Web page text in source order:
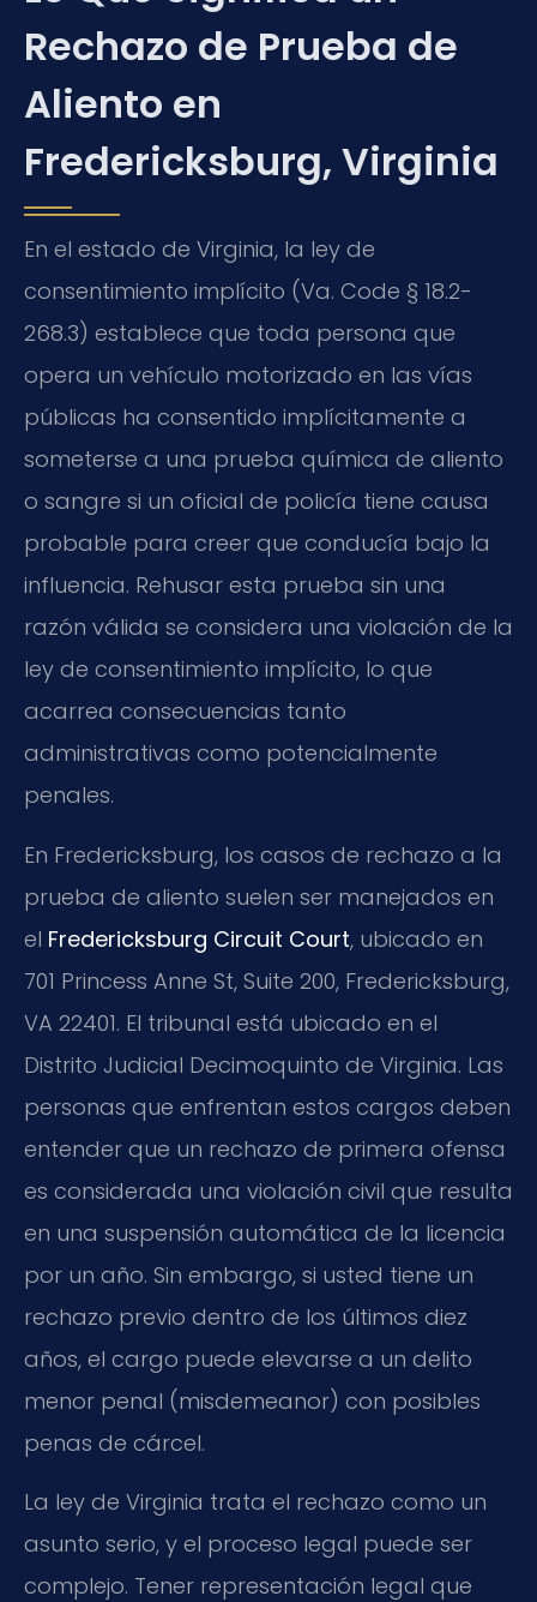
Rechazo de Prueba de
Aliento en
Fredericksburg, Virginia
En el estado de Virginia, la ley de
consentimiento implícito (Va. Code § 18.2-
268.3) establece que toda persona que
opera un vehículo motorizado en las vías
públicas ha consentido implícitamente a
someterse a una prueba química de aliento
o sangre si un oficial de policía tiene causa
probable para creer que conducía bajo la
influencia. Rehusar esta prueba sin una
razón válida se considera una violación de la
ley de consentimiento implícito, lo que
acarrea consecuencias tanto
administrativas como potencialmente
penales.
En Fredericksburg, los casos de rechazo a la
prueba de aliento suelen ser manejados en
el Fredericksburg Circuit Court, ubicado en
701 Princess Anne St, Suite 200, Fredericksburg,
VA 22401. El tribunal está ubicado en el
Distrito Judicial Decimoquinto de Virginia. Las
personas que enfrentan estos cargos deben
entender que un rechazo de primera ofensa
es considerada una violación civil que resulta
en una suspensión automática de la licencia
por un año. Sin embargo, si usted tiene un
rechazo previo dentro de los últimos diez
años, el cargo puede elevarse a un delito
menor penal (misdemeanor) con posibles
penas de cárcel.
La ley de Virginia trata el rechazo como un
asunto serio, y el proceso legal puede ser
complejo. Tener representación legal que